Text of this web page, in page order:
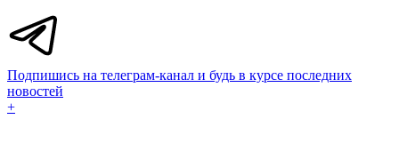
Подпишись на телеграм-канал и будь в курсе последних
новостей
+